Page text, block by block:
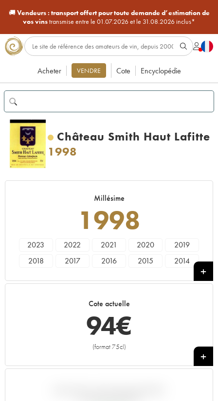
🚚Vendeurs : transport offert pour toute demande d’estimation de
vos vinstransmise entre le 01.07.2026 et le 31.08.2026 inclus*
Acheter VENDRE Cote Encyclopédie
Château Smith Haut Lafitte
1998
Millésime
1998
2023 2022 2021 2020
2019
2018
2017 2016 2015
2014
2001
1996
Cote actuelle
94€
(format 75cl)
+